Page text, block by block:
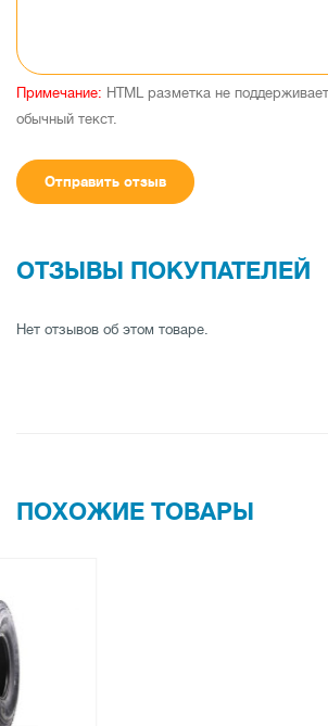
Примечание: HTML разметка не
обычный текст.
Отправить отзыв
ОТЗЫВЫ ПОКУПАТЕЛЕЙ
Нет отзывов об этом товаре.
ПОХОЖИЕ ТОВАРЫ